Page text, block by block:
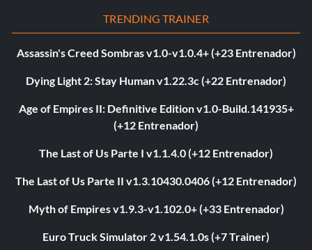
TRENDING TRAINER
Assassin's Creed Sombras v1.0-v1.0.4+ (+23 Entrenador)
Dying Light 2: Stay Human v1.22.3c (+22 Entrenador)
Age of Empires II: Definitive Edition v1.0-Build.141935+
(+12 Entrenador)
The Last of Us Parte I v1.1.4.0 (+12 Entrenador)
The Last of Us Parte II v1.3.10430.0406 (+12 Entrenador)
Myth of Empires v1.9.3-v1.102.0+ (+33 Entrenador)
Euro Truck Simulator 2 v1.54.1.0s (+7 Trainer)